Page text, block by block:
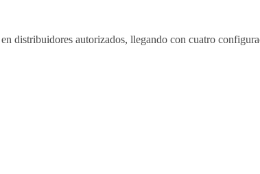
distribuidores autorizados, llegando con cuatro